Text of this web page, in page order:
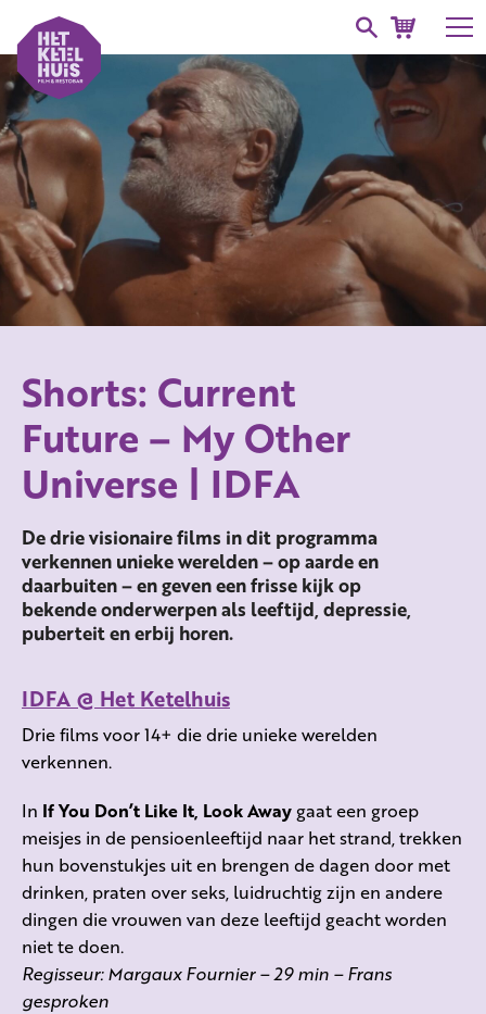
Shorts: Current
Future – My Other
Universe | IDFA
De drie visionaire films in dit programma
verkennen unieke werelden – op aarde en
daarbuiten – en geven een frisse kijk op
bekende onderwerpen als leeftijd, depressie,
puberteit en erbij horen.
IDFA @ Het Ketelhuis
Drie films voor 14+ die drie unieke werelden
verkennen.
In If You Don’t Like It, Look Away gaat een groep
meisjes in de pensioenleeftijd naar het strand, trekken
hun bovenstukjes uit en brengen de dagen door met
drinken, praten over seks, luidruchtig zijn en andere
dingen die vrouwen van deze leeftijd geacht worden
niet te doen.
Regisseur: Margaux Fournier – 29 min – Frans
gesproken